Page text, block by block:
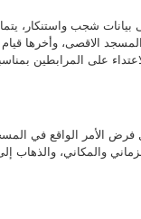
شجب واستنكار،
الاقصى، وأخرها
على المرابطين
فرض الأمر الواقع في
والمكاني،